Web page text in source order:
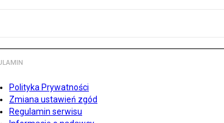
Polityka Prywatności
Zmiana ustawień zgód
Regulamin serwisu